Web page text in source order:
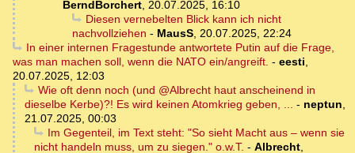
BerndBorchert, 20.07.2025, 16:10
Diesen vernebelten Blick kann ich nicht
nachvollziehen - MausS, 20.07.2025, 22:24
In einer internen Fragestunde antwortete Putin auf die Frage,
was man machen soll, wenn die NATO ein/angreift. - eesti,
20.07.2025, 12:03
Wie oft denn noch (und @Albrecht haut anscheinend in
dieselbe Kerbe)?! Es wird keinen Atomkrieg geben, ... - neptun,
21.07.2025, 00:03
Im Gegenteil, im Text steht: "So sieht Macht aus – wenn sie
nicht handeln muss, um zu siegen." o.w.T. - Albrecht,